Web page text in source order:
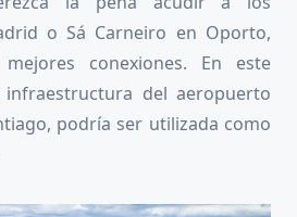
o Sá Carneiro en Oporto,
conexiones. En este
del aeropuerto
podría ser utilizada como